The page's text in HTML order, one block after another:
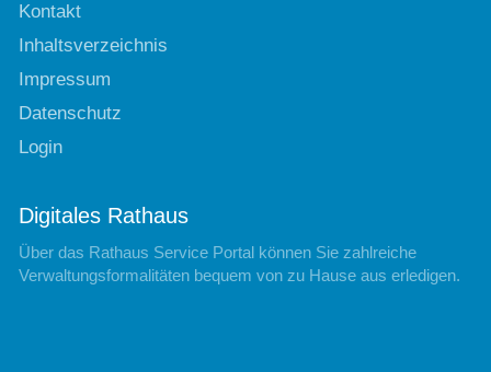
Kontakt
Inhaltsverzeichnis
Impressum
Datenschutz
Login
Digitales Rathaus
Über das Rathaus Service Portal können Sie zahlreiche
Verwaltungsformalitäten bequem von zu Hause aus erledigen.